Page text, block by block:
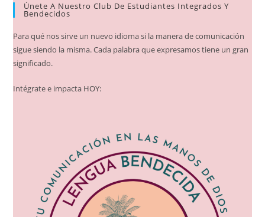
Únete A Nuestro Club De Estudiantes Integrados Y
Bendecidos
Para qué nos sirve un nuevo idioma si la manera de comunicación
sigue siendo la misma. Cada palabra que expresamos tiene un gran
significado.
Intégrate e impacta HOY: